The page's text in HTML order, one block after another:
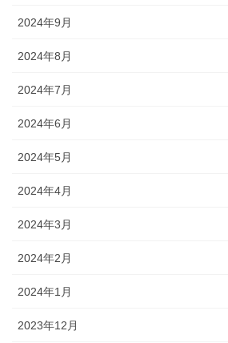
2024年9月
2024年8月
2024年7月
2024年6月
2024年5月
2024年4月
2024年3月
2024年2月
2024年1月
2023年12月